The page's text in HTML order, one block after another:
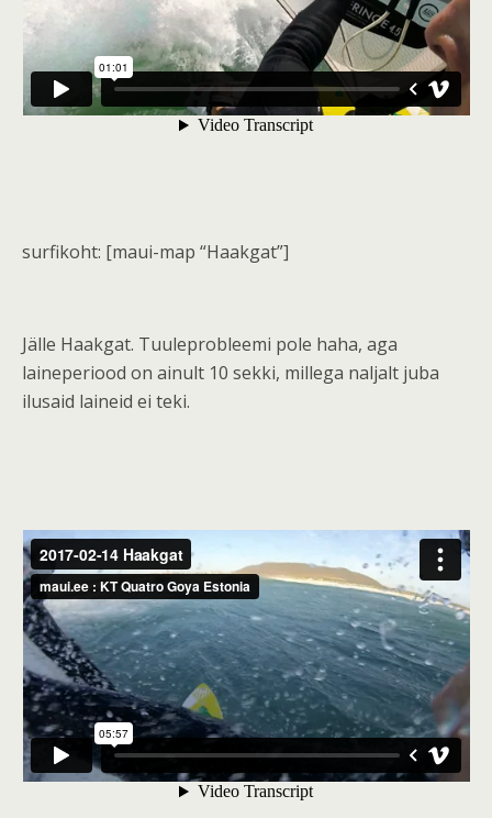
surfikoht: [maui-map “Haakgat”]
Jälle Haakgat. Tuuleprobleemi pole haha, aga
laineperiood on ainult 10 sekki, millega naljalt juba
ilusaid laineid ei teki.